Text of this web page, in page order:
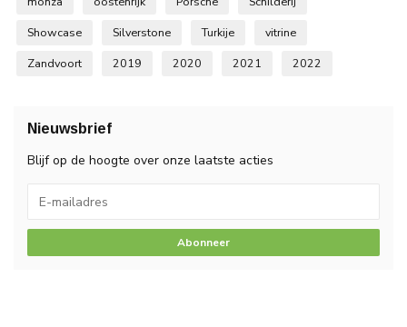
Showcase
Silverstone Turkije
vitrine
Zandvoort
2019 2020 2021 2022
Nieuwsbrief
Blijf op de hoogte over onze laatste acties
Abonneer